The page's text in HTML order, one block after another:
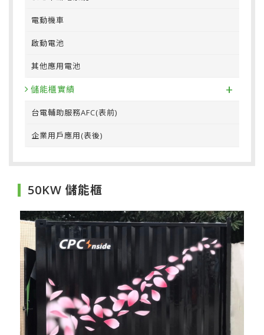
電動機車
啟動電池
其他應用電池
儲能櫃實績 +
台電輔助服務AFC(表前)
企業用戶應用(表後)
50KW 儲能櫃